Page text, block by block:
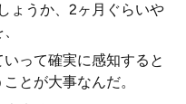
ょうか、2ヶ月ぐらいや
って確実に感知すると
とが大事なんだ。